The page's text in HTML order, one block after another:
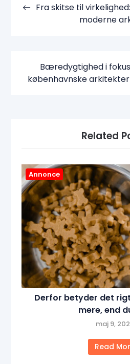
Fra skitse til
moderne
Bæredygtighed i
københavnske
Related
Annonce
Derfor betyder det
mere, end
maj 9,
Read